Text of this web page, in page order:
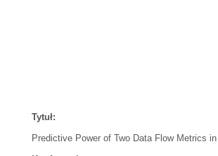
Tytuł:
Predictive Power of Two Data Flow Metrics